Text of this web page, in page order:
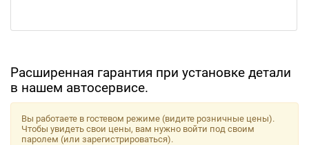
Расширенная гарантия при установке детали
в нашем автосервисе.
Вы работаете в гостевом режиме (видите розничные цены).
Чтобы увидеть свои цены, вам нужно войти под своим
паролем (или зарегистрироваться).